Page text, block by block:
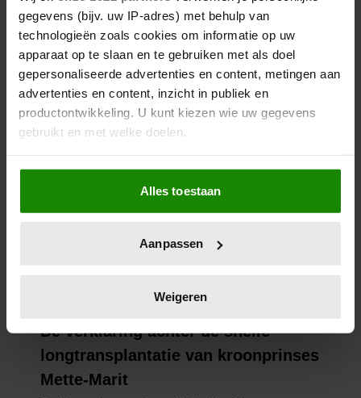
gegevens (bijv. uw IP-adres) met behulp van
technologieën zoals cookies om informatie op uw
apparaat op te slaan en te gebruiken met als doel
gepersonaliseerde advertenties en content, metingen aan
advertenties en content, inzicht in publiek en
productontwikkeling. U kunt kiezen wie uw gegevens
gebruikt en met welke doelen.
Als u het toestaat, willen we ook graag:
Informatie verzamelen over uw geografische
locatie, die tot een paar meter nauwkeurig kan zijn
scannen op specifieke eigenschappen (fingerprinting)
verwerkt en stel uw voorkeuren in het
intrekken in de Cookieverklaring.
We gebruiken cookies om content en advertenties te
personaliseren, om functies voor social media te bieden
Alles toestaan
Aanpassen
Weigeren